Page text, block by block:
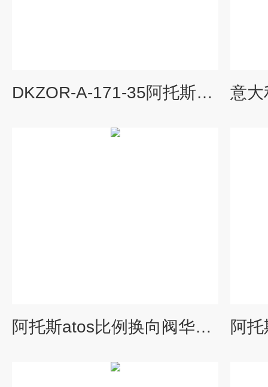
DKZOR-A-171-35阿托斯比例换向阀*
阿托斯atos比例换向阀华北*代理